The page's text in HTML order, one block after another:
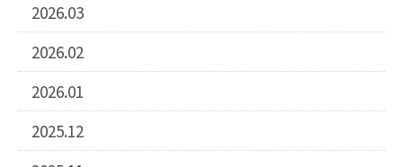
2026.03
2026.02
2026.01
2025.12